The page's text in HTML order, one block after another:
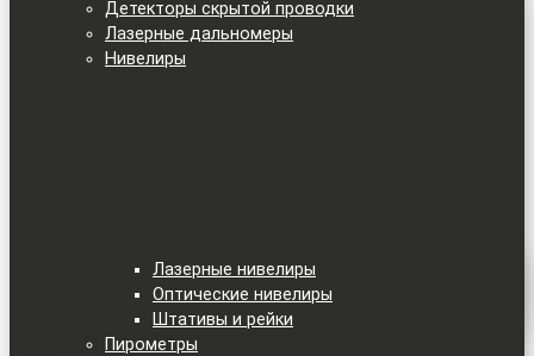
Детекторы скрытой проводки
Лазерные дальномеры
Нивелиры
Лазерные нивелиры
Оптические нивелиры
Штативы и рейки
Пирометры